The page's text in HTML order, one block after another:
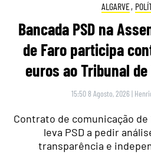
ALGARVE,
Bancada PSD na
de Faro participa
euros ao Tribunal de
15:50 8 Agosto, 2026 |
Contrato de comunicação de
leva PSD a pedir
transparência e